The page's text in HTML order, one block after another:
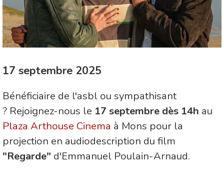
17 septembre 2025
Bénéficiaire de l'asbl ou sympathisant
? Rejoignez-nous le 17 septembre dès 14h au
Plaza Arthouse Cinema à Mons pour la
projection en audiodescription du film
"Regarde" d'Emmanuel Poulain-Arnaud.